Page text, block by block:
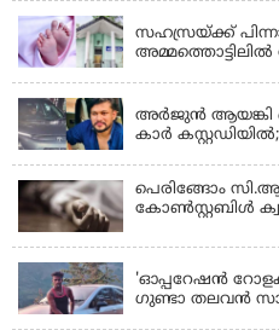
സഹസ്രയ്ക്ക്
അർജുൻ ആയങ്കി
കാർ
പെരിങ്ങോം
കോൺസ്റ്റബിൾ
'ഓപ്പറേഷൻ
ഗുണ്ടാ തലവൻ